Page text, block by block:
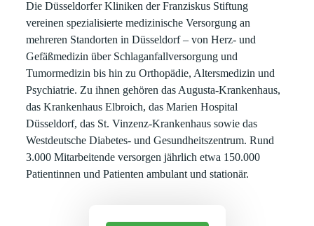
Die Düsseldorfer Kliniken der Franziskus Stiftung
vereinen spezialisierte medizinische Versorgung an
mehreren Standorten in Düsseldorf – von Herz- und
Gefäßmedizin über Schlaganfallversorgung und
Tumormedizin bis hin zu Orthopädie, Altersmedizin und
Psychiatrie. Zu ihnen gehören das Augusta-Krankenhaus,
das Krankenhaus Elbroich, das Marien Hospital
Düsseldorf, das St. Vinzenz-Krankenhaus sowie das
Westdeutsche Diabetes- und Gesundheitszentrum. Rund
3.000 Mitarbeitende versorgen jährlich etwa 150.000
Patientinnen und Patienten ambulant und stationär.